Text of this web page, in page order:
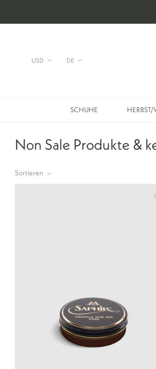
SCHUHE
Währung
USD Sprache
DE
Non Sale Produkte &
Sortieren